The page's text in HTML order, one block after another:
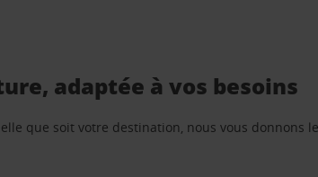
adaptée à vos besoins
que soit votre destination, nous vous donnons